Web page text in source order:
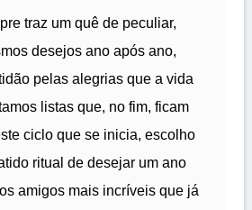
traz um quê de peculiar,
desejos ano após ano,
pelas alegrias que a vida
listas que, no fim, ficam
ciclo que se inicia, escolho
ritual de desejar um ano
amigos mais incríveis que já